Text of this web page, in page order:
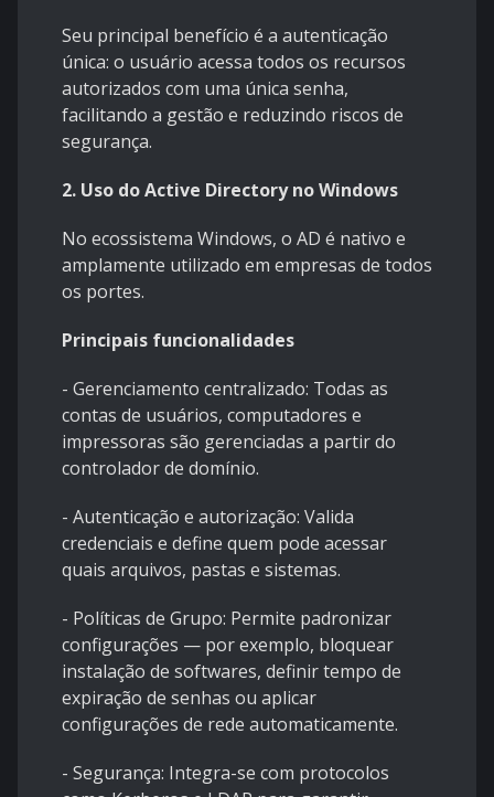
Seu principal benefício é a autenticação
única: o usuário acessa todos os recursos
autorizados com uma única senha,
facilitando a gestão e reduzindo riscos de
segurança.
2. Uso do Active Directory no Windows
No ecossistema Windows, o AD é nativo e
amplamente utilizado em empresas de todos
os portes.
Principais funcionalidades
- Gerenciamento centralizado: Todas as
contas de usuários, computadores e
impressoras são gerenciadas a partir do
controlador de domínio.
- Autenticação e autorização: Valida
credenciais e define quem pode acessar
quais arquivos, pastas e sistemas.
- Políticas de Grupo: Permite padronizar
configurações — por exemplo, bloquear
instalação de softwares, definir tempo de
expiração de senhas ou aplicar
configurações de rede automaticamente.
- Segurança: Integra-se com protocolos